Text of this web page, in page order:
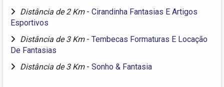
Distância de 2 Km - Cirandinha Fantasias E Artigos
Esportivos
Distância de 3 Km - Tembecas Formaturas E Locação
De Fantasias
Distância de 3 Km - Sonho & Fantasia